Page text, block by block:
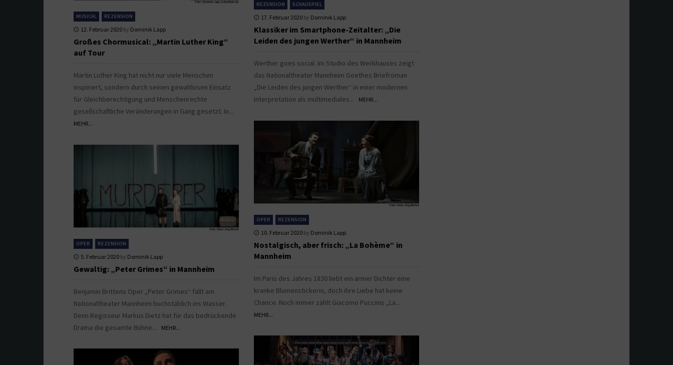
REZENSION SCHAUSPIEL
17. Februar 2020 by Dominik Lapp
Klassiker im Smartphone-Zeitalter: „Die
Leiden des jungen Werther“ in Mannheim
Werther goes social. Im Studio des Werkhauses zeigt
das Nationaltheater Mannheim Goethes Briefroman
„Die Leiden des jungen Werther“ in einer modernen
Interpretation als multimediales...
MEHR...
MUSICAL REZENSION
12. Februar 2020 by Dominik Lapp
Großes Chormusical: „Martin Luther King“
auf Tour
Martin Luther King hat nicht nur viele Menschen
inspiriert, sondern durch seinen gewaltlosen Einsatz
für Gleichberechtigung und Menschenrechte
gesellschaftliche Veränderungen in Gang gesetzt. In...
MEHR...
OPER REZENSION
10. Februar 2020 by Dominik Lapp
Nostalgisch, aber frisch: „La Bohème“ in
Mannheim
Im Paris des Jahres 1830 liebt ein armer Dichter eine
kranke Blumenstickerin, doch ihre Liebe hat keine
Chance. Noch immer zählt Giacomo Puccinis „La...
MEHR...
OPER REZENSION
5. Februar 2020 by Dominik Lapp
Gewaltig: „Peter Grimes“ in Mannheim
Benjamin Brittens Oper „Peter Grimes“ fällt am
Nationaltheater Mannheim buchstäblich ins Wasser.
Denn Regisseur Markus Dietz hat für das bedrückende
Drama die gesamte Bühne...
MEHR...